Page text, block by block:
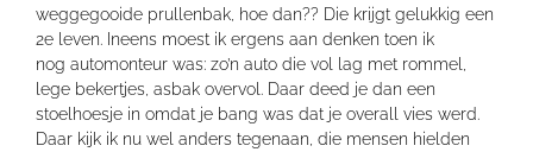
weggegooide prullenbak, hoe dan?? Die krijgt gelukkig een
2e leven. Ineens moest ik ergens aan denken toen ik
nog automonteur was: zo’n auto die vol lag met rommel,
lege bekertjes, asbak overvol. Daar deed je dan een
stoelhoesje in omdat je bang was dat je overall vies werd.
Daar kijk ik nu wel anders tegenaan, die mensen hielden